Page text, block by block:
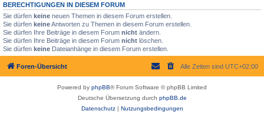
BERECHTIGUNGEN IN DIESEM FORUM
Sie dürfen keine neuen Themen in diesem Forum erstellen.
Sie dürfen keineAntworten zu Themen in diesem Forum erstellen.
Sie dürfen Ihre Beiträge in diesem Forum nicht ändern.
Sie dürfen Ihre Beiträge in diesem Forum nicht löschen.
Sie dürfen keine Dateianhänge in diesem Forum erstellen.
Foren-Übersicht Alle Zeiten sind UTC+02:00
Powered by phpBB® Forum Software © phpBB Limited
Deutsche Übersetzung durch phpBB.de
Datenschutz| Nutzungsbedingungen